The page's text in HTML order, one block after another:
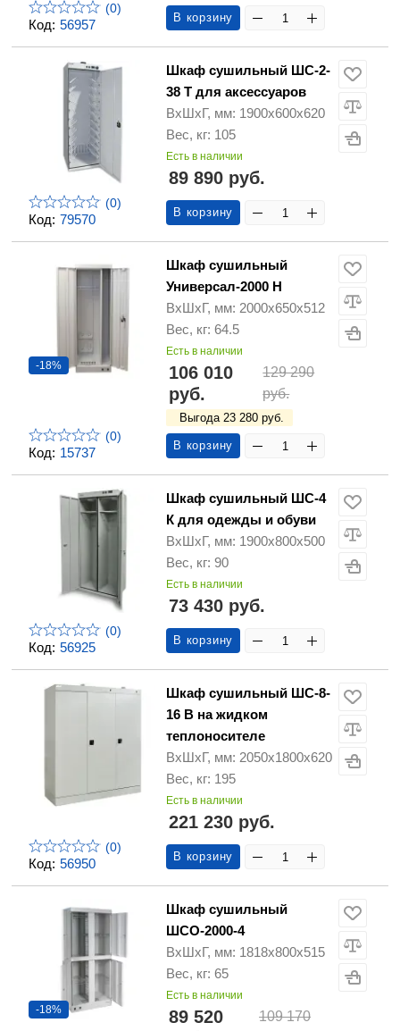
Код: 56957
(0)
В корзину
Код: 79570
(0)
Шкаф сушильный ШС-2-
38 Т для аксессуаров
ВхШхГ, мм: 1900х600х620
Вес, кг: 105
Есть в наличии
89 890 руб.
В корзину
Код: 15737
-18%
(0)
Шкаф сушильный
Универсал-2000 Н
ВхШхГ, мм: 2000х650х512
Вес, кг: 64.5
Есть в наличии
106 010
руб.
129 290
руб.
Выгода 23 280 руб.
В корзину
Код: 56925
(0)
Шкаф сушильный ШС-4
К для одежды и обуви
ВхШхГ, мм: 1900х800х500
Вес, кг: 90
Есть в наличии
73 430 руб.
В корзину
Код: 56950
(0)
Шкаф сушильный ШС-8-
16 В на жидком
теплоносителе
ВхШхГ, мм: 2050х1800х620
Вес, кг: 195
Есть в наличии
221 230 руб.
В корзину
-18%
Шкаф сушильный
ШСО-2000-4
ВхШхГ, мм: 1818х800х515
Вес, кг: 65
Есть в наличии
89 520
109 170